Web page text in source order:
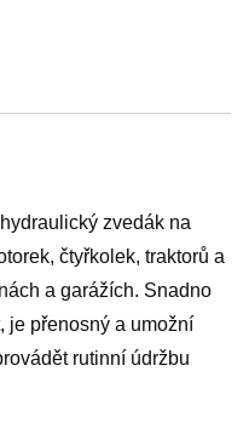
zvedák na
čtyřkolek, traktorů a
a garážích. Snadno
je přenosný a umožní
rutinní údržbu